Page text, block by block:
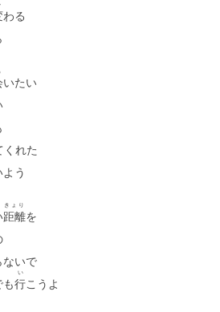
わる
いたい
くれた
う
距離
きょり
を
ないで
行
い
こうよ